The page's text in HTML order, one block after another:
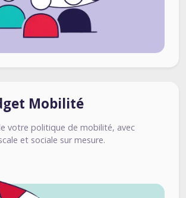
Mobilité
votre politique de mobilité, avec
et sociale sur mesure.